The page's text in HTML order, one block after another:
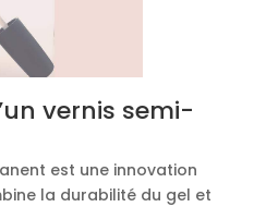
vernis semi-
est une innovation
la durabilité du gel et